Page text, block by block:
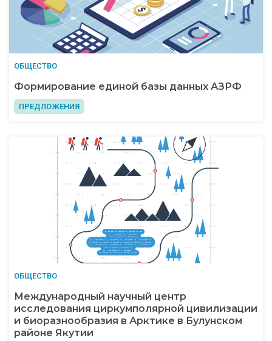
ОБЩЕСТВО
Формирование единой базы данных АЗРФ
ПРЕДЛОЖЕНИЯ
ОБЩЕСТВО
Международный научный центр
исследования циркумполярной цивилизации
и биоразнообразия в Арктике в Булунском
районе Якутии